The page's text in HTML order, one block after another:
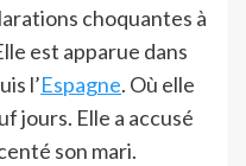
choquantes à
est apparue dans
l’Espagne. Où elle
jours. Elle a accusé
son mari.